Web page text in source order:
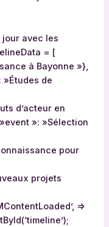
jour avec les
= [
à Bayonne »},
»Études de
d’acteur en
»: »Sélection
pour
projets
=>